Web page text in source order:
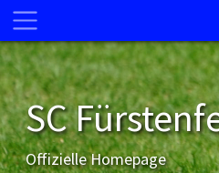
SC
Offizielle Homepage